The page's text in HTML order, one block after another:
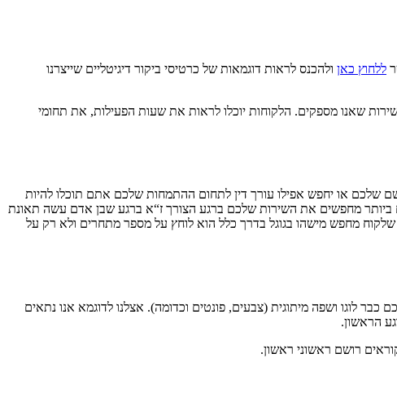
ללחוץ כאן ולהכנס לראות דוגמאות של כרטיסי ביקור דיגיטליים שייצרנו
שאנו מספקים. הלקוחות יוכלו לראות את שעות הפעילות, את תחומי
שלכם או יחפש אפילו עורך דין לתחום ההתמחות שלכם אתם תוכלו להיות
ביותר מחפשים את השירות שלכם ברגע הצורך ז“א ברגע שבן אדם עשה תאונת
מחפש מישהו בגוגל בדרך כלל הוא לוחץ על מספר מתחרים ולא רק על
לוגו ושפה מיתוגית (צבעים, פונטים וכדומה). אצלנו לדוגמא אנו נתאים
הראשון.
רושם ראשוני ראשון.